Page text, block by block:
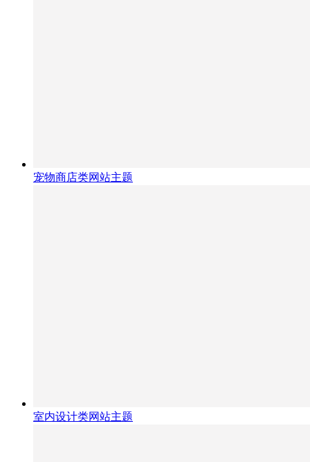
宠物商店类网站主题
室内设计类网站主题